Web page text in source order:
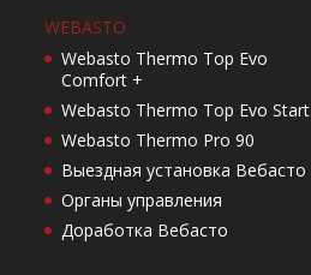
WEBASTO
Webasto Thermo Top Evo
Comfort +
Webasto Thermo Top Evo Start
Webasto Thermo Pro 90
Выездная установка Вебасто
Органы управления
Доработка Вебасто